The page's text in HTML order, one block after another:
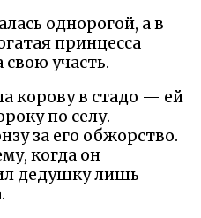
однорогой, а в
принцесса
свою участь.
корову в стадо — ей
по селу.
за его обжорство.
когда он
дедушку лишь